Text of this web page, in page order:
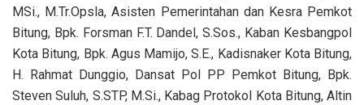
MSi., M.Tr.Opsla, Asisten Pemerintahan dan Kesra Pemkot
Bitung, Bpk. Forsman F.T. Dandel, S.Sos., Kaban Kesbangpol
Kota Bitung, Bpk. Agus Mamijo, S.E., Kadisnaker Kota Bitung,
H. Rahmat Dunggio, Dansat Pol PP Pemkot Bitung, Bpk.
Steven Suluh, S.STP, M.Si., Kabag Protokol Kota Bitung, Altin